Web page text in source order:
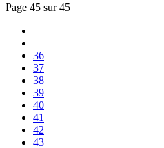
Page 45 sur 45
36
37
38
39
40
41
42
43